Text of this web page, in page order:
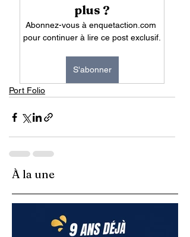
plus ?
Abonnez-vous à enquetaction.com
pour continuer à lire ce post exclusif.
S'abonner
Port Folio
À la une